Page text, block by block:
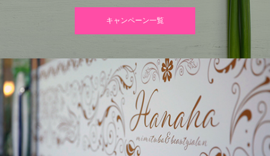
キャンペーン一覧